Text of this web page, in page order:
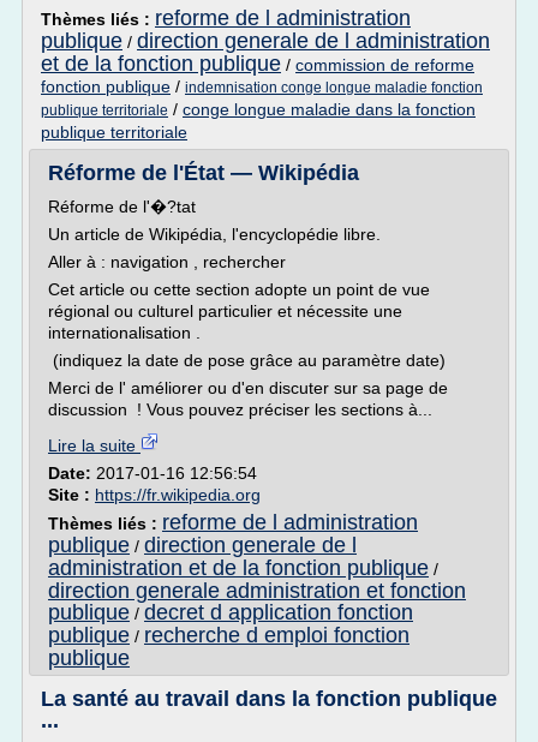
Thèmes liés : reforme de l administration
publique / direction generale de l administration
et de la fonction publique / commission de reforme
fonction publique / indemnisation conge longue maladie fonction
publique territoriale / conge longue maladie dans la fonction
publique territoriale
Réforme de l'État — Wikipédia
Réforme de l'�?tat
Un article de Wikipédia, l'encyclopédie libre.
Aller à : navigation , rechercher
Cet article ou cette section adopte un point de vue
régional ou culturel particulier et nécessite une
internationalisation .
(indiquez la date de pose grâce au paramètre date)
Merci de l' améliorer ou d'en discuter sur sa page de
discussion ! Vous pouvez préciser les sections à...
Lire la suite
Date: 2017-01-16 12:56:54
Site : https://fr.wikipedia.org
Thèmes liés : reforme de l administration
publique / direction generale de l
administration et de la fonction publique /
direction generale administration et fonction
publique / decret d application fonction
publique / recherche d emploi fonction
publique
La santé au travail dans la fonction publique
...